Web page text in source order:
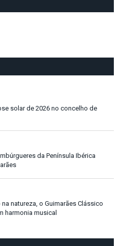
solar de 2026 no concelho de
da Península Ibérica
natureza, o Guimarães Clássico
harmonia musical